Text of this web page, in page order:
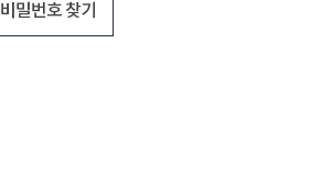
비밀번호 찾기